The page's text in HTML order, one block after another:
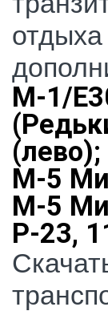
М-1/
(лево);
М-5
М-5
Р-23,